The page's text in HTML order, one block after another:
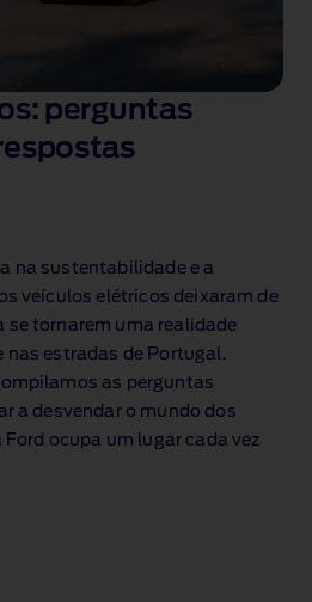
perguntas
na sustentabilidade e a
veículos elétricos deixaram de
se tornarem uma realidade
nas estradas de Portugal.
as perguntas
a desvendar o mundo dos
ocupa um lugar cada vez